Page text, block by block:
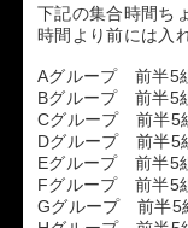
下記の集合時間ち
時間より前には入
Aグループ 前半5
Bグループ 前半5
Cグループ 前半5
Dグループ 前半5
Eグループ 前半5
Fグループ 前半5
Gグループ 前半5